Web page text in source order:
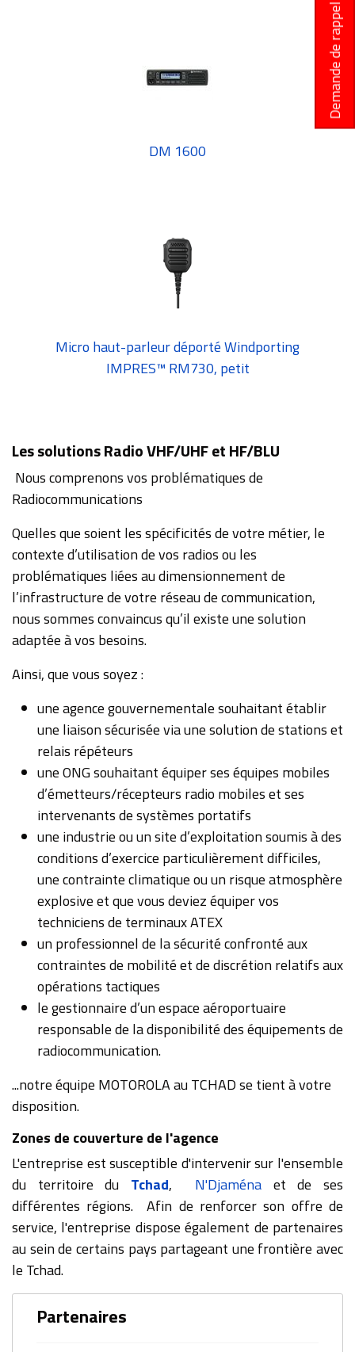
DM 1600
Micro haut-parleur déporté Windporting
IMPRES™ RM730, petit
Les solutions Radio VHF/UHF et HF/BLU
Nous comprenons vos problématiques de
Radiocommunications
Quelles que soient les spécificités de votre métier, le
contexte d’utilisation de vos radios ou les
problématiques liées au dimensionnement de
l’infrastructure de votre réseau de communication,
nous sommes convaincus qu’il existe une solution
adaptée à vos besoins.
Ainsi, que vous soyez :
une agence gouvernementale souhaitant établir
une liaison sécurisée via une solution de stations et
relais répéteurs
une ONG souhaitant équiper ses équipes mobiles
d’émetteurs/récepteurs radio mobiles et ses
intervenants de systèmes portatifs
une industrie ou un site d’exploitation soumis à des
conditions d’exercice particulièrement difficiles,
une contrainte climatique ou un risque atmosphère
explosive et que vous deviez équiper vos
techniciens de terminaux ATEX
un professionnel de la sécurité confronté aux
contraintes de mobilité et de discrétion relatifs aux
opérations tactiques
le gestionnaire d’un espace aéroportuaire
responsable de la disponibilité des équipements de
radiocommunication.
...notre équipe MOTOROLA au TCHAD se tient à votre
disposition.
Zones de couverture de l'agence
L'entreprise est susceptible d'intervenir sur l'ensemble
du territoire du Tchad, N'Djaména et de ses
différentes régions. Afin de renforcer son offre de
service, l'entreprise dispose également de partenaires
au sein de certains pays partageant une frontière avec
le Tchad.
Partenaires
Demande de rappel